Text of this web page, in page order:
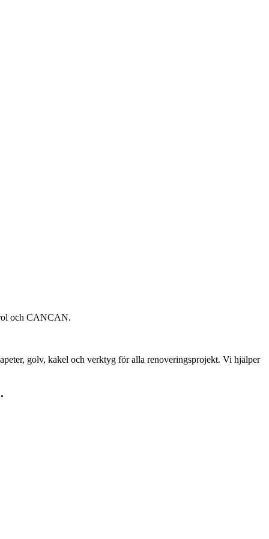
och CANCAN.
golv, kakel och verktyg för alla renoveringsprojekt. Vi hjälper